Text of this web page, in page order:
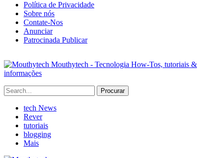
Política de Privacidade
Sobre nós
Contate-Nos
Anunciar
Patrocinada Publicar
Mouthytech - Tecnologia How-Tos, tutoriais &
informações
tech News
Rever
tutoriais
blogging
Mais